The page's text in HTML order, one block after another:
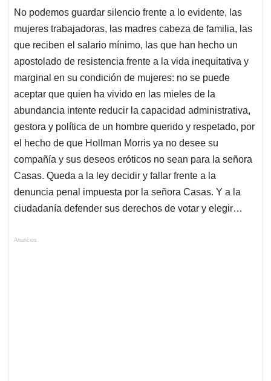
No podemos guardar silencio frente a lo evidente, las
mujeres trabajadoras, las madres cabeza de familia, las
que reciben el salario mínimo, las que han hecho un
apostolado de resistencia frente a la vida inequitativa y
marginal en su condición de mujeres: no se puede
aceptar que quien ha vivido en las mieles de la
abundancia intente reducir la capacidad administrativa,
gestora y política de un hombre querido y respetado, por
el hecho de que Hollman Morris ya no desee su
compañía y sus deseos eróticos no sean para la señora
Casas. Queda a la ley decidir y fallar frente a la
denuncia penal impuesta por la señora Casas. Y a la
ciudadanía defender sus derechos de votar y elegir…
Anuncios.